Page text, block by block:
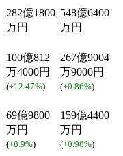
282億1800
万円
548億6400
万円
100億812
万4000円
(+12.47%)
267億9004
万9000円
(+0.86%)
69億9800
万円
(+8.9%)
159億4400
万円
(+0.98%)